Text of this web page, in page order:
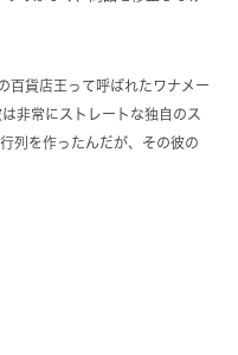
百貨店王って呼ばれたワナメー
非常にストレートな独自のス
列を作ったんだが、その彼の